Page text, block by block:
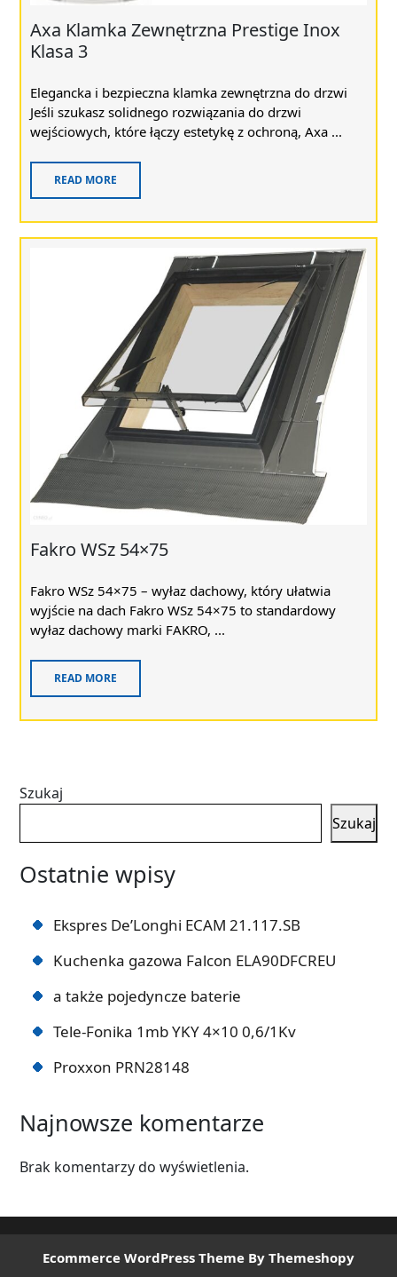
Axa Klamka Zewnętrzna Prestige Inox
Klasa 3
Elegancka i bezpieczna klamka zewnętrzna do drzwi
Jeśli szukasz solidnego rozwiązania do drzwi
wejściowych, które łączy estetykę z ochroną, Axa ...
READ MORE
Fakro WSz 54×75
Fakro WSz 54×75 – wyłaz dachowy, który ułatwia
wyjście na dach Fakro WSz 54×75 to standardowy
wyłaz dachowy marki FAKRO, ...
READ MORE
Szukaj
Szukaj
Ostatnie wpisy
Ekspres De’Longhi ECAM 21.117.SB
Kuchenka gazowa Falcon ELA90DFCREU
a także pojedyncze baterie
Tele-Fonika 1mb YKY 4×10 0,6/1Kv
Proxxon PRN28148
Najnowsze komentarze
Brak komentarzy do wyświetlenia.
Ecommerce WordPress Theme By Themeshopy